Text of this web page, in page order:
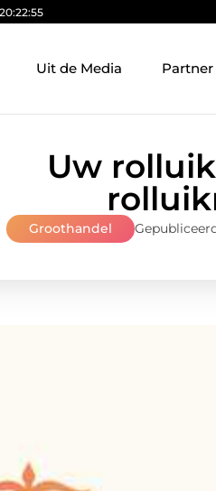
20:22:56
Uit de Media Partner
Uw
Groothandel